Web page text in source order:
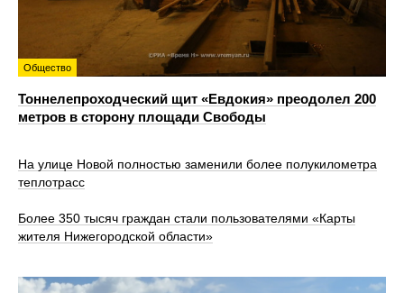
Общество
Тоннелепроходческий щит «Евдокия» преодолел 200
метров в сторону площади Свободы
На улице Новой полностью заменили более полукилометра
теплотрасс
Более 350 тысяч граждан стали пользователями «Карты
жителя Нижегородской области»